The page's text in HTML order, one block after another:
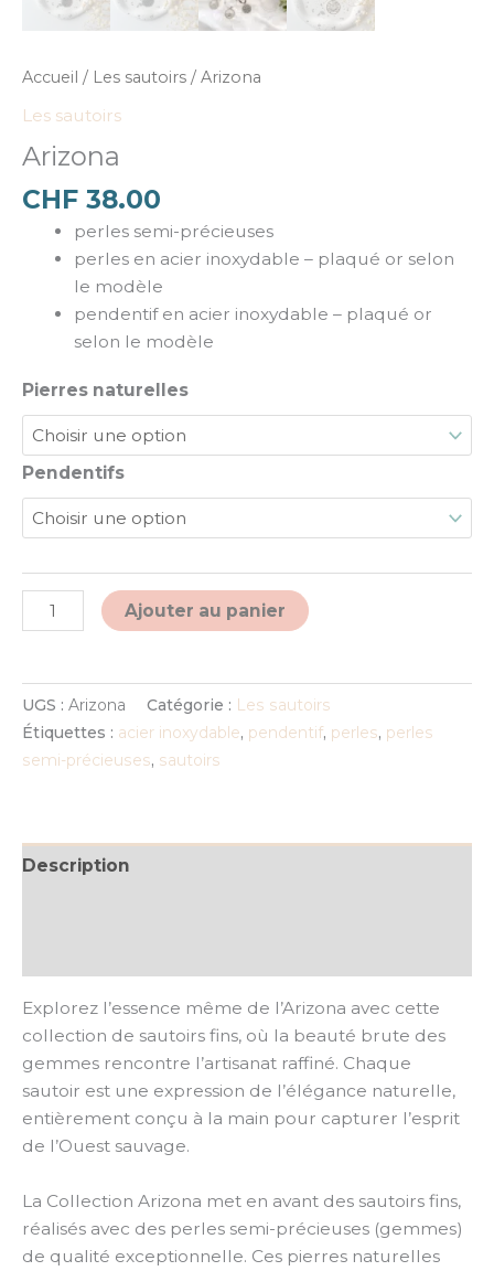
Accueil / Les sautoirs / Arizona
Les sautoirs
Arizona
CHF 38.00
perles semi-précieuses
perles en acier inoxydable – plaqué or selon
le modèle
pendentif en acier inoxydable – plaqué or
selon le modèle
Pierres naturelles
Pendentifs
Ajouter au panier Alternative:
UGS : Arizona Catégorie : Les sautoirs
Étiquettes : acier inoxydable, pendentif, perles, perles
semi-précieuses, sautoirs
Description
Explorez l’essence même de l’Arizona avec cette
collection de sautoirs fins, où la beauté brute des
gemmes rencontre l’artisanat raffiné. Chaque
sautoir est une expression de l’élégance naturelle,
entièrement conçu à la main pour capturer l’esprit
de l’Ouest sauvage.
La Collection Arizona met en avant des sautoirs fins,
réalisés avec des perles semi-précieuses (gemmes)
de qualité exceptionnelle. Ces pierres naturelles